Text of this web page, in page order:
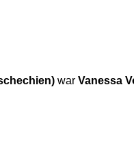
war Vanessa